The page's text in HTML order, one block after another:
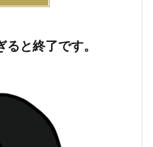
と終了です。